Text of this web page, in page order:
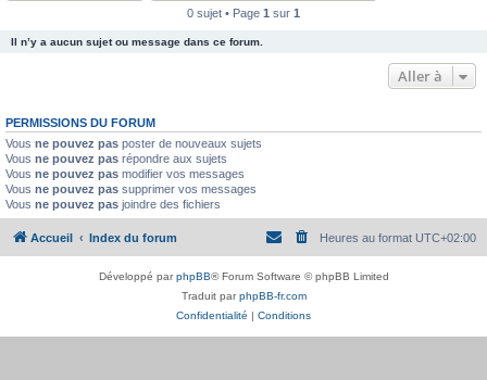
0 sujet • Page 1 sur 1
Il n’y a aucun sujet ou message dans ce forum.
Aller à
PERMISSIONS DU FORUM
Vous ne pouvez pas poster de nouveaux sujets
Vous ne pouvez pas répondre aux sujets
Vous ne pouvez pas modifier vos messages
Vous ne pouvez pas supprimer vos messages
Vous ne pouvez pas joindre des fichiers
Accueil Index du forum Heures au format UTC+02:00
Développé parphpBB® Forum Software © phpBB Limited
Traduit parphpBB-fr.com
Confidentialité | Conditions